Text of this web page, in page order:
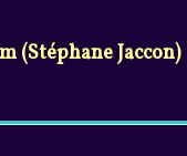
(Stéphane Jaccon)